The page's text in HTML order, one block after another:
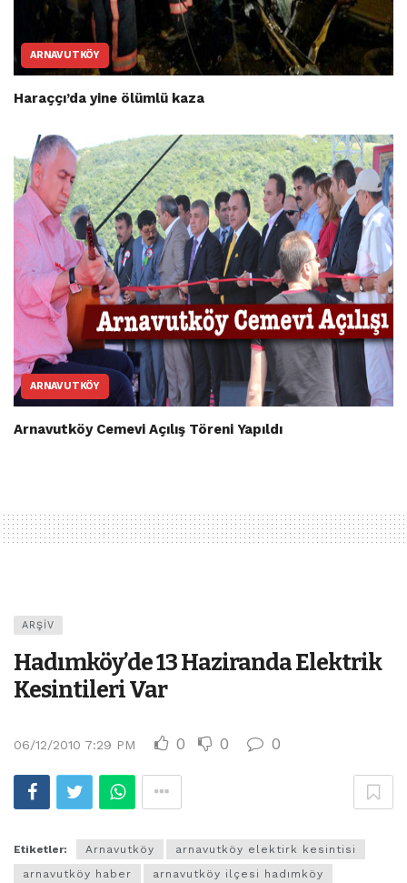
ARNAVUTKÖY
Haraççı’da yine ölümlü kaza
ARNAVUTKÖY
Arnavutköy Cemevi Açılış Töreni Yapıldı
ARŞIV
Hadımköy’de 13 Haziranda Elektrik
Kesintileri Var
06/12/2010 7:29 PM 0 0 0
Etiketler: Arnavutköy
arnavutköy elektirk kesintisi
arnavutköy haber
arnavutköy ilçesi hadımköy